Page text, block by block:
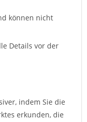
können nicht
Details vor der
indem Sie die
erkunden, die